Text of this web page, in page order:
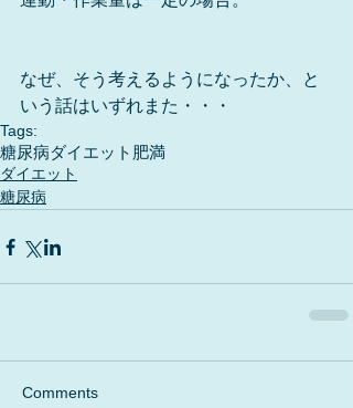
なぜ、そう考えるようになったか、と
いう話はいずれまた・・・
Tags:
糖尿病ダイエット 肥満
ダイエット
糖尿病
Comments